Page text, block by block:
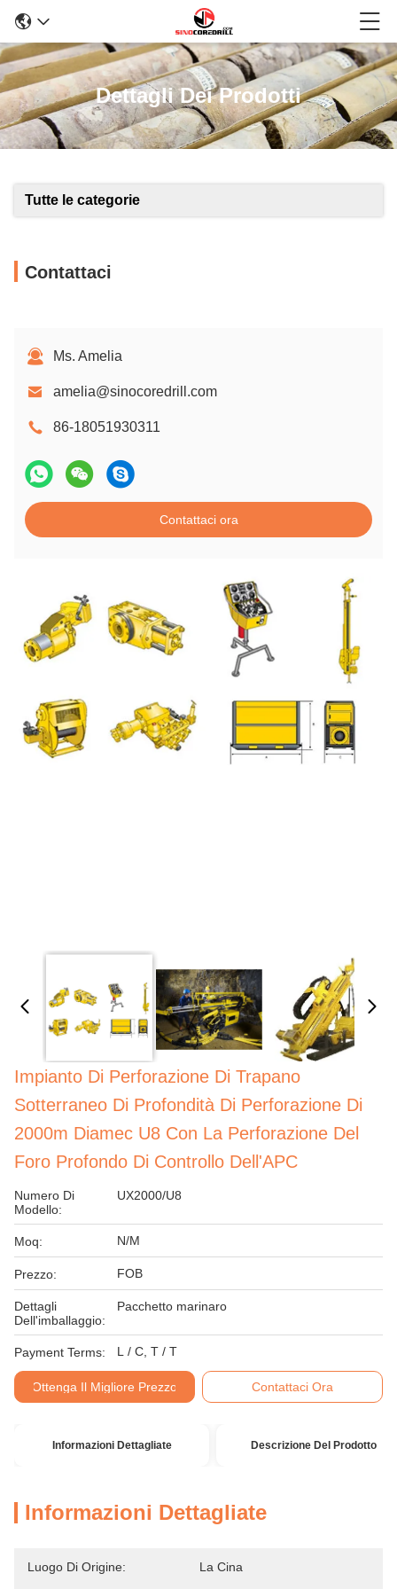
Dettagli Dei Prodotti
Tutte le categorie
Contattaci
Ms. Amelia
amelia@sinocoredrill.com
86-18051930311
Contattaci ora
Impianto Di Perforazione Di Trapano
Sotterraneo Di Profondità Di Perforazione Di
2000m Diamec U8 Con La Perforazione Del
Foro Profondo Di Controllo Dell'APC
Numero Di
Modello:
UX2000/U8
Moq: N/M
Prezzo: FOB
Dettagli
Dell'imballaggio:
Pacchetto marinaro
Payment Terms: L / C, T / T
Ottenga Il Migliore Prezzo Contattaci Ora
Informazioni Dettagliate Descrizione Del Prodotto
Informazioni Dettagliate
Luogo Di Origine: La Cina